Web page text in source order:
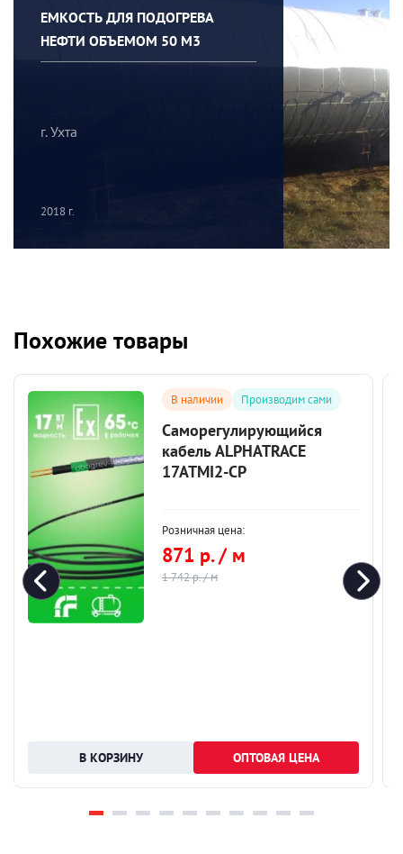
ЕМКОСТЬ ДЛЯ ПОДОГРЕВА
НЕФТИ ОБЪЕМОМ 50 М3
г. Ухта
2018 г.
Похожие товары
В наличии Производим сами
Саморегулирующийся
кабель ALPHATRACE
17ATMI2-CP
Розничная цена:
871 р. / м
1 742 р. / м
ОПТОВАЯ ЦЕНА